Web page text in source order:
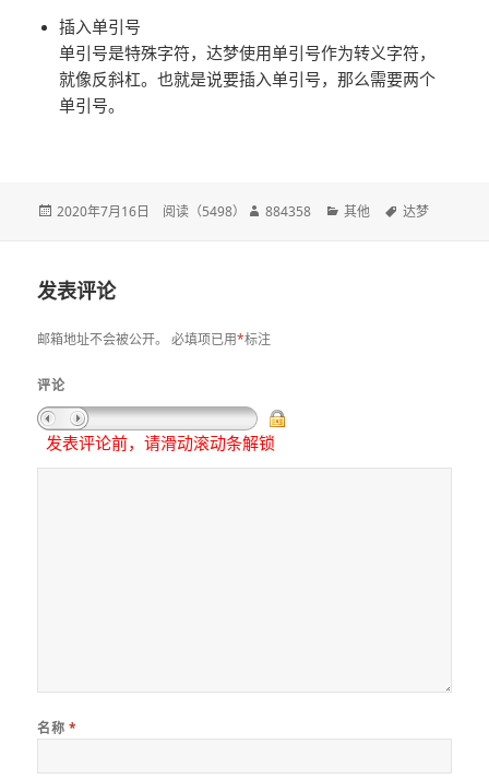
插入单引号
单引号是特殊字符，达梦使用单引号作为转义字符，
就像反斜杠。也就是说要插入单引号，那么需要两个
单引号。
发
2020年7月16日 阅读（5498）
作
884358
分
其他
标
达梦
发表评论
邮箱地址不会被公开。 必填项已用*标注
评论
发表评论前，请滑动滚动条解锁
名称 *